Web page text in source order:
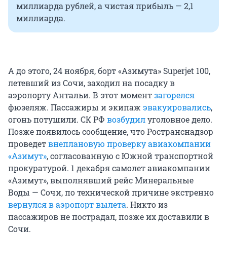
миллиарда рублей, а чистая прибыль — 2,1
миллиарда.
А до этого, 24 ноября, борт «Азимута» Superjet 100,
летевший из Сочи, заходил на посадку в
аэропорту Антальи. В этот моментзагорелся
фюзеляж. Пассажиры и экипаж эвакуировались,
огонь потушили. СК РФ возбудилуголовное дело.
Позже появилось сообщение, что Ространснадзор
проведетвнеплановую проверку авиакомпании
«Азимут», согласованную с Южной транспортной
прокуратурой. 1 декабря самолет авиакомпании
«Азимут», выполнявший рейс Минеральные
Воды — Сочи, по технической причине экстренно
вернулся в аэропорт вылета. Никто из
пассажиров не пострадал, позже их доставили в
Сочи.